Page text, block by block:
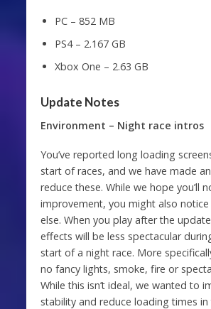
PC – 852 MB
PS4 – 2.167 GB
Xbox One – 2.63 GB
Update Notes
Environment – Night race intros
You’ve reported long loading
start of races, and we have made
reduce these. While we hope you’ll
improvement, you might also
else. When you play after the
effects will be less spectacular
start of a night race. More
no fancy lights, smoke, fire or
While this isn’t ideal, we wanted to
stability and reduce loading times